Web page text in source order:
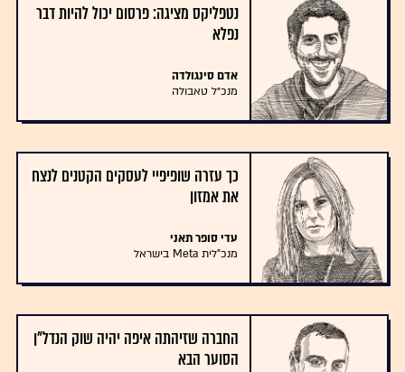
נטפליקס מציגה: פרסום יכול להיות דבר
נפלא
אדם סינגולדה
מנכ״ל טאבולה
כך עזרה שופיפיי לעסקים הקטנים לנצח
את אמזון
עדי סופר תאני
מנכ"לית Meta בישראל
החברה שזיהתה איפה יהיה שוק הנדל"ן
הסוער הבא